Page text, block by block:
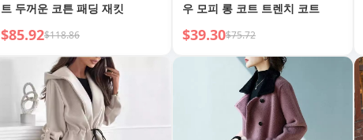
트 두꺼운 코튼 패딩 재킷
$85.92$118.86
우 모피 롱 코트 트렌치 코트
$39.30$75.72